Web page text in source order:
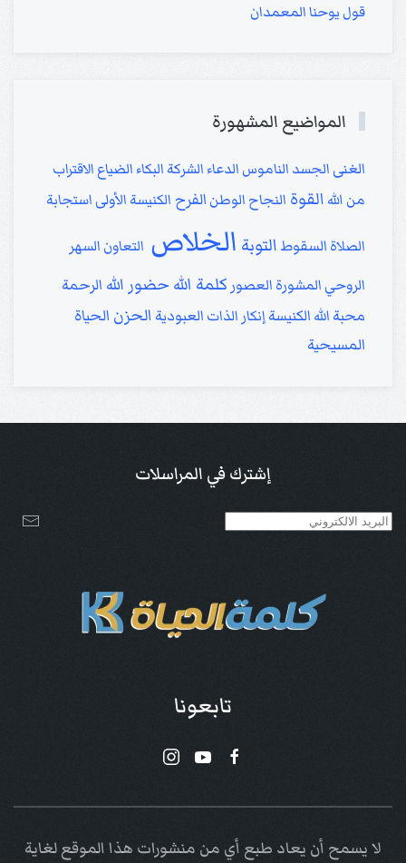
قول يوحنا المعمدان
المواضيع المشهورة
الغنى الجسد الناموس الدعاء الشركة البكاء الضياع الاقتراب
من الله القوة النجاح الوطن الفرح الكنيسة الأولى استجابة
الصلاة السقوط التوبة الخلاص التعاون السهر
الروحي المشورة العصور كلمة الله حضور الله الرحمة
محبة الله الكنيسةإنكار الذات العبودية الحزن الحياة
المسيحية
إشترك في المراسلات
تابعونا
لا يسمح أن يعاد طبع أي من منشورات هذا الموقع لغاية